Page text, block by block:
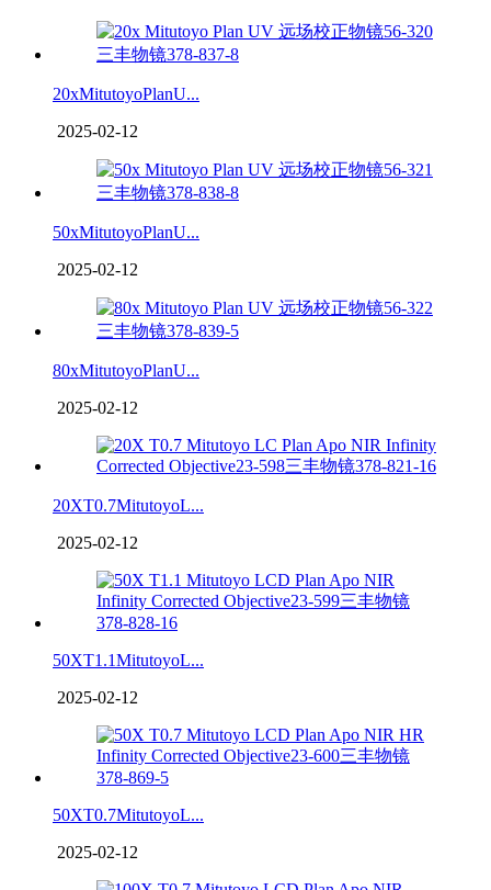
20xMitutoyoPlanU...
2025-02-12
50xMitutoyoPlanU...
2025-02-12
80xMitutoyoPlanU...
2025-02-12
20XT0.7MitutoyoL...
2025-02-12
50XT1.1MitutoyoL...
2025-02-12
50XT0.7MitutoyoL...
2025-02-12